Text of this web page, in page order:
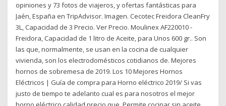
opiniones y 73 fotos de viajeros, y ofertas fantásticas para
Jaén, España en TripAdvisor. Imagen. Cecotec Freidora CleanFry
3L, Capacidad de 3 Precio. Ver Precio. Moulinex AF220010 -
Freidora, Capacidad de 1 litro de Aceite, para Unos 600 gr.. Son
las que, normalmente, se usan en la cocina de cualquier
vivienda, son los electrodomésticos cotidianos de. Mejores
hornos de sobremesa de 2019. Los 10 Mejores Hornos
Eléctricos | Guía de compra para Horno eléctrico 2019/ Si vas
justo de tiempo te adelanto cual es para nosotros el mejor